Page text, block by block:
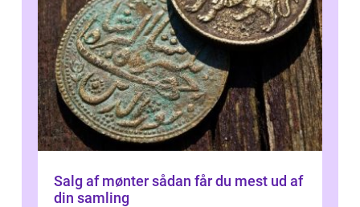
Salg af mønter sådan får du mest ud af
din samling